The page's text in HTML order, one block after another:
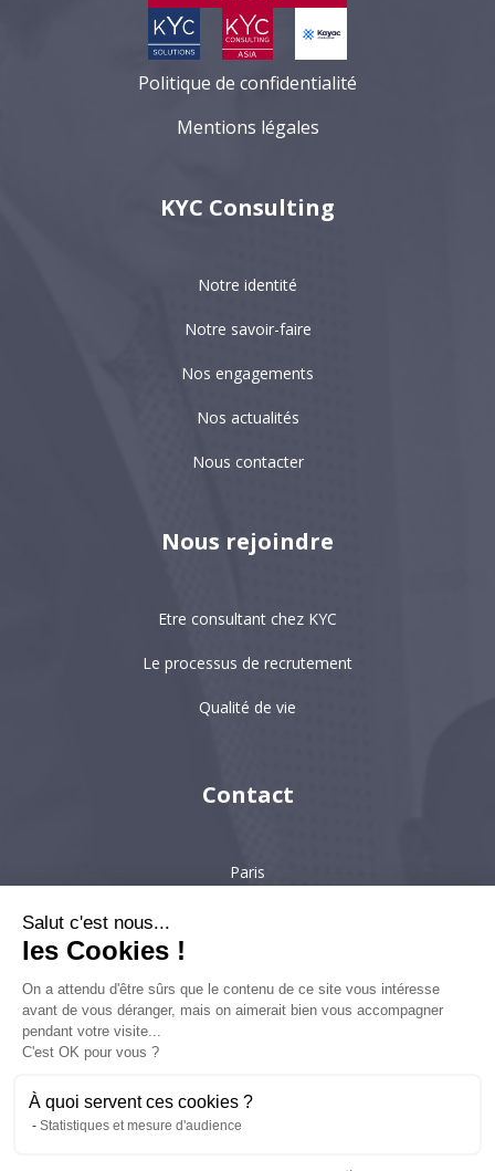
Politique de confidentialité
Mentions légales
KYC Consulting
Notre identité
Notre savoir-faire
Nos engagements
Nos actualités
Nous contacter
Nous rejoindre
Etre consultant chez KYC
Le processus de recrutement
Qualité de vie
Contact
Paris
6 villa Émile Bergerat
Copyright © 2022 KYC Consulting - Tous droits réservés - Réalisation :
Salut c'est nous...
les Cookies !
On a attendu d'être sûrs que le contenu de ce site vous intéresse
avant de vous déranger, mais on aimerait bien vous accompagner
pendant votre visite...
C'est OK pour vous ?
À quoi servent ces cookies ?
Statistiques et mesure d'audience